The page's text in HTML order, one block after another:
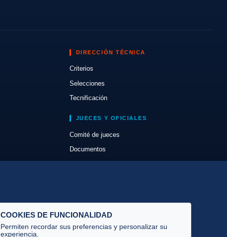
DIRECCIÓN TÉCNICA
Criterios
Selecciones
Tecnificación
JUECES Y OFICIALES
Comité de jueces
Documentos
COOKIES DE FUNCIONALIDAD
Permiten recordar sus preferencias y personalizar su
experiencia.